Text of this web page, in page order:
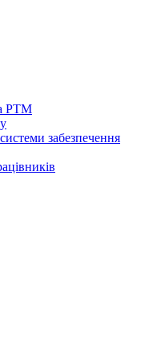
РТМ
забезпечення